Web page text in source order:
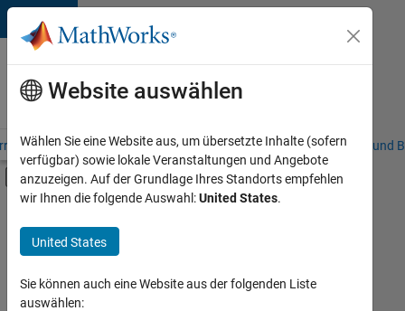
Weiter zum Inhalt
Karriere
bei
MathWorks
– Übersicht Stellensuche Niederlassungen Studierende und
Umschaltung für Off-Canvas-
Hauptinhalt
Commercial Sales
Inside Sales
Marketing Services
+3
Website auswählen
Wählen Sie eine Website aus, um übersetzte Inhalte (sofern
verfügbar) sowie lokale Veranstaltungen und Angebote
anzuzeigen. Auf der Grundlage Ihres Standorts empfehlen
wir Ihnen die folgende Auswahl:United States.
United States
Sie können auch eine Website aus der folgenden Liste
auswählen: